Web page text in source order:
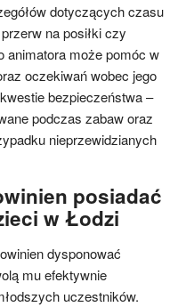
dotyczących czasu
na posiłki czy
animatora może pomóc w
oczekiwań wobec jego
bezpieczeństwa –
podczas zabaw oraz
nieprzewidzianych
posiadać
w Łodzi
dysponować
mu efektywnie
uczestników.